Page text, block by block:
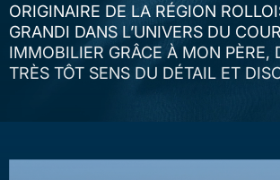
ORIGINAIRE DE LA RÉGION
GRANDI DANS L’UNIVERS DU
IMMOBILIER GRÂCE À MON PÈRE,
TRÈS TÔT SENS DU DÉTAIL ET